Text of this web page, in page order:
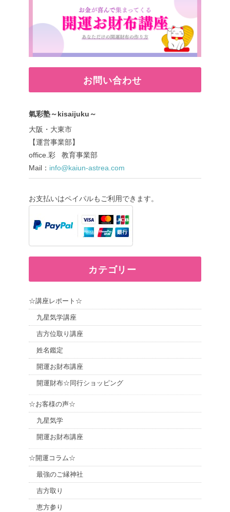
お問い合わせ
氣彩塾～kisaijuku～
大阪・大東市
【運営事業部】
office.彩 教育事業部
Mail： info@kaiun-astrea.com
お支払いはペイパルもご利用できます。
カテゴリー
☆講座レポート☆
九星気学講座
吉方位取り講座
姓名鑑定
開運お財布講座
開運財布☆同行ショッピング
☆お客様の声☆
九星気学
開運お財布講座
☆開運コラム☆
最強のご縁神社
吉方取り
恵方参り